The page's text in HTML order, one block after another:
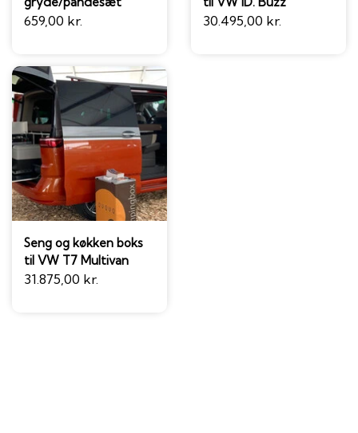
659,00 kr. 30.495,00 kr.
Seng og køkken boks
til VW T7 Multivan
31.875,00 kr.